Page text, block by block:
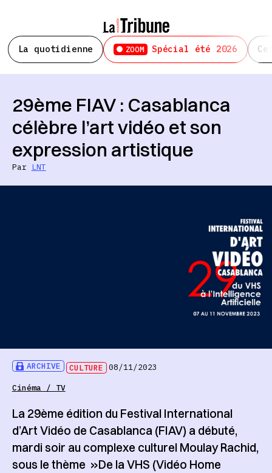
La quotidienne ZOOM Spécial été 2026
ARCHIVE CULTURE 08/11/2023
Cinéma / TV
29ème FIAV : Casablanca
célèbre l’art vidéo et son
expression artistique
Par LNT
La 29ème édition du Festival International
d’Art Vidéo de Casablanca (FIAV) a débuté,
mardi soir au complexe culturel Moulay Rachid,
sous le thème »De la VHS (Vidéo Home